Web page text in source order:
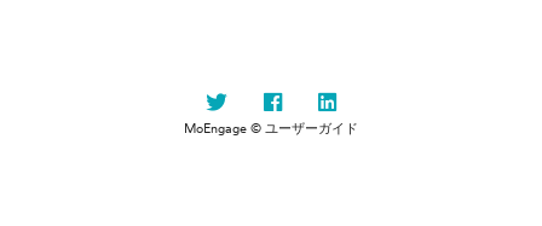
MoEngage © ユーザーガイド